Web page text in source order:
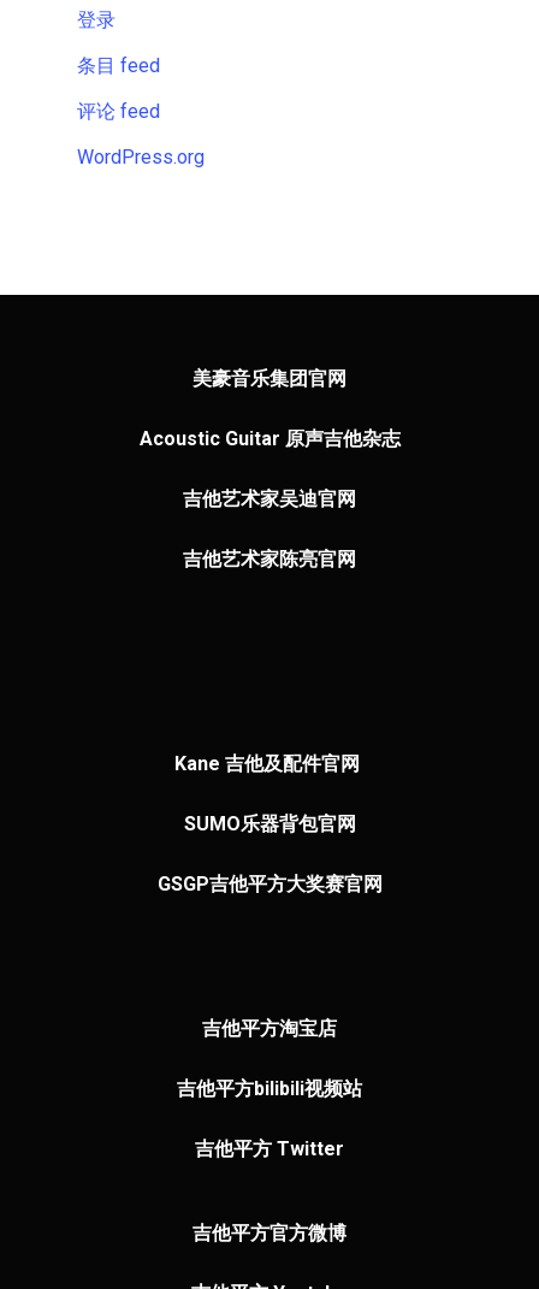
登录
条目 feed
评论 feed
WordPress.org
美豪音乐集团官网
Acoustic Guitar 原声吉他杂志
吉他艺术家吴迪官网
吉他艺术家陈亮官网
Kane 吉他及配件官网
SUMO乐器背包官网
GSGP吉他平方大奖赛官网
吉他平方淘宝店
吉他平方bilibili视频站
吉他平方 Twitter
吉他平方官方微博